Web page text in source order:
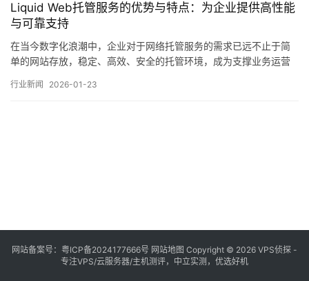
源与高度可控性则显得尤为重要，在这一背景下，托…。
Liquid Web托管服务的优势与特点：为企业提供高性能
与可靠支持
在当今数字化浪潮中，企业对于网络托管服务的需求已远不止于简
单的网站存放，稳定、高效、安全的托管环境，成为支撑业务运营
长期积累的技术实力与客户导向的服务理念，逐渐成为许多企业，
行业新闻 2026-01-23
网站备案号： 粤ICP备2024177666号 网站地图 Copyright © 2026 VPS侦探 -
专注VPS/云服务器/主机测评，中立实测，优选好机